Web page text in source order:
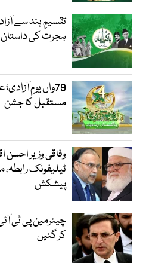
تقسیمِ ہند سے
ہجرت کی داستان
79واں یومِ
مستقبل کا جشن
وفاقی وزیر احسن
ٹیلیفونک
پیشکش
چیئرمین پی ٹی
کر گئیں